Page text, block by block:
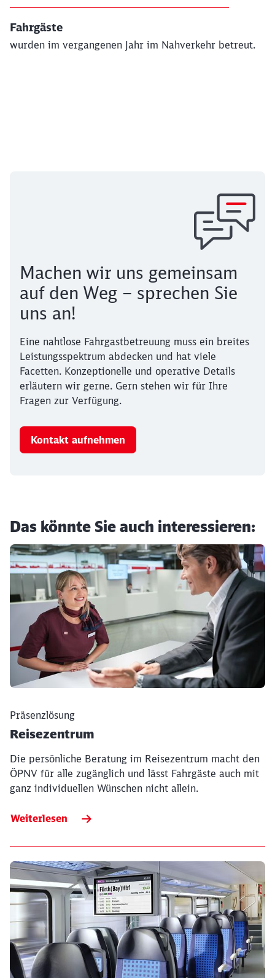
Fahrgäste
wurden im vergangenen Jahr im Nahverkehr betreut.
sind im Nahverkehr bei der DB Regio tätig
Machen wir uns gemeinsam
auf den Weg – sprechen Sie
uns an!
Eine nahtlose Fahrgastbetreuung muss ein breites
Leistungsspektrum abdecken und hat viele
Facetten. Konzeptionelle und operative Details
erläutern wir gerne. Gern stehen wir für Ihre
Fragen zur Verfügung.
Kontakt aufnehmen
Das könnte Sie auch interessieren:
Präsenzlösung
Reisezentrum
Die persönliche Beratung im Reisezentrum macht den
ÖPNV für alle zugänglich und lässt Fahrgäste auch mit
ganz individuellen Wünschen nicht allein.
Weiterlesen